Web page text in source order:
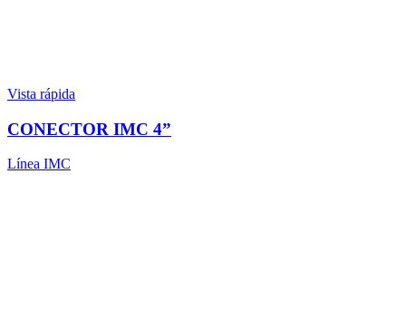
Vista rápida
CONECTOR IMC 4”
Línea IMC